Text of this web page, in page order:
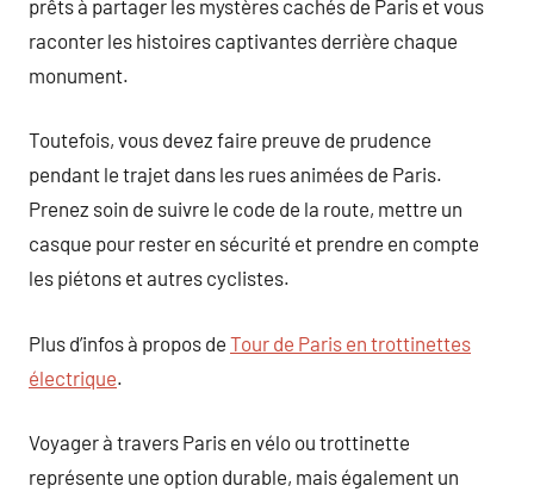
prêts à partager les mystères cachés de Paris et vous
raconter les histoires captivantes derrière chaque
monument.
Toutefois, vous devez faire preuve de prudence
pendant le trajet dans les rues animées de Paris.
Prenez soin de suivre le code de la route, mettre un
casque pour rester en sécurité et prendre en compte
les piétons et autres cyclistes.
Plus d’infos à propos de Tour de Paris en trottinettes
électrique.
Voyager à travers Paris en vélo ou trottinette
représente une option durable, mais également un